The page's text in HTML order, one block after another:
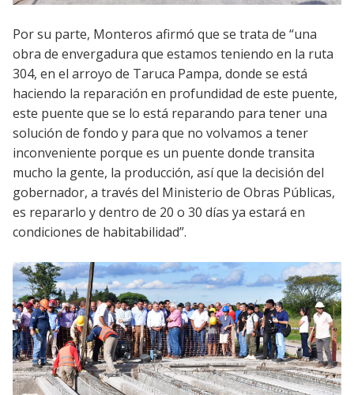
Por su parte, Monteros afirmó que se trata de “una
obra de envergadura que estamos teniendo en la ruta
304, en el arroyo de Taruca Pampa, donde se está
haciendo la reparación en profundidad de este puente,
este puente que se lo está reparando para tener una
solución de fondo y para que no volvamos a tener
inconveniente porque es un puente donde transita
mucho la gente, la producción, así que la decisión del
gobernador, a través del Ministerio de Obras Públicas,
es repararlo y dentro de 20 o 30 días ya estará en
condiciones de habitabilidad”.